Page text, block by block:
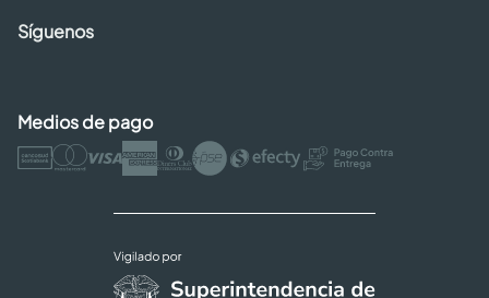
Síguenos
Medios de pago